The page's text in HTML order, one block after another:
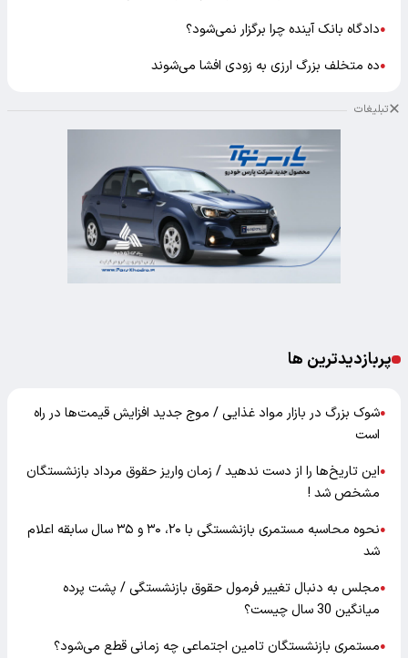
●دادگاه بانک آینده چرا برگزار نمی‌شود؟
●ده متخلف بزرگ ارزی به زودی افشا می‌شوند
تبلیغات
پربازدیدترین ها
●شوک بزرگ در بازار مواد غذایی / موج جدید افزایش قیمت‌ها در راه
است
●این تاریخ‌ها را از دست ندهید / زمان واریز حقوق مرداد بازنشستگان
مشخص شد !
●
نحوه محاسبه مستمری بازنشستگی با ۲۰، ۳۰ و ۳۵ سال سابقه اعلام
شد
●مجلس به دنبال تغییر فرمول حقوق بازنشستگی / پشت پرده
میانگین 30 سال چیست؟
●مستمری بازنشستگان تامین اجتماعی چه زمانی قطع می‌شود؟